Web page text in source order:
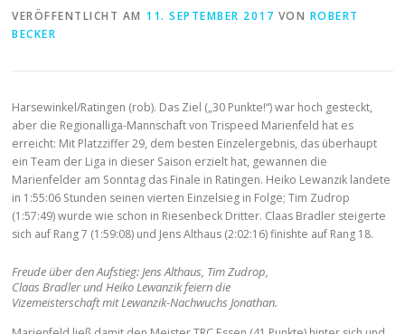
VERÖFFENTLICHT AM 11. SEPTEMBER 2017 VON ROBERT
BECKER
Harsewinkel/Ratingen (rob). Das Ziel („30 Punkte!“) war hoch gesteckt,
aber die Regionalliga-Mannschaft von Trispeed Marienfeld hat es
erreicht: Mit Platzziffer 29, dem besten Einzelergebnis, das überhaupt
ein Team der Liga in dieser Saison erzielt hat, gewannen die
Marienfelder am Sonntag das Finale in Ratingen. Heiko Lewanzik landete
in 1:55:06 Stunden seinen vierten Einzelsieg in Folge; Tim Zudrop
(1:57:49) wurde wie schon in Riesenbeck Dritter. Claas Bradler steigerte
sich auf Rang 7 (1:59:08) und Jens Althaus (2:02:16) finishte auf Rang 18.
Freude über den Aufstieg: Jens Althaus, Tim Zudrop,
Claas Bradler und Heiko Lewanzik feiern die
Vizemeisterschaft mit Lewanzik-Nachwuchs Jonathan.